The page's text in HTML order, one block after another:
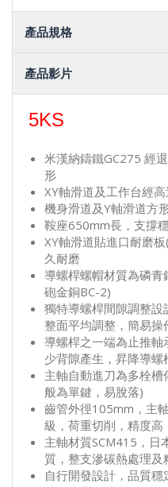
產品規格
產品影片
5KS
米漢納鑄鐵GC275 經
形
XY軸滑道及工作台經
機身滑道及Y軸滑道方
鞍座650mm長，支撐
XY軸滑道貼進口耐磨
久耐磨
導螺桿螺帽材質為磷
砲金銅BC-2)
獨特導螺桿間隙調整
整面平均調整，簡易操
導螺桿之一端為止推
少背隙產生，昇降導
主軸自動進刀為多栓
般為單鍵，易脫落)
齒管外徑105mm，主
級，荷重切削，精度高
主軸材質SCM415，日
質，整支滲碳熱處理及
自行開發設計，品質